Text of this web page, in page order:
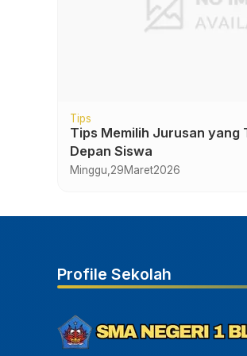
Berita Sekolah
Selamat dan sukses atas
siswa siswi SMA Negeri 1
Senin,21April2025
Profile Sekolah